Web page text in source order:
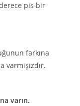
pis bir
farkına
varın.